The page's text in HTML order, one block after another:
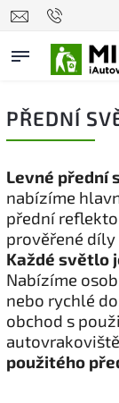
PŘEDNÍ
Levné přední
nabízíme
přední
prověřené
Každé světlo
Nabízíme
nebo rychlé
obchod s
autovrakoviště
použitého